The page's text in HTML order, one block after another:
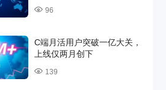
96
C端月活用户突破一亿大关，
上线仅两月创下
139